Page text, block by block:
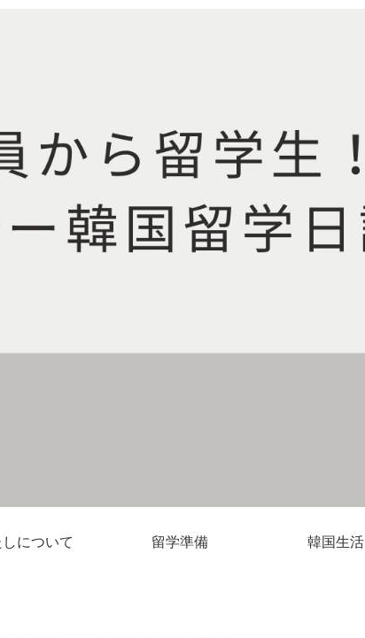
について 留学準備 韓国生活